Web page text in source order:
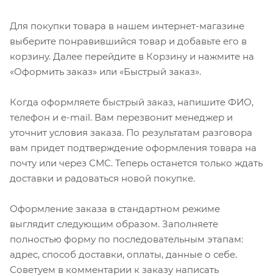
Для покупки товара в нашем интернет-магазине
выберите понравившийся товар и добавьте его в
корзину. Далее перейдите в Корзину и нажмите на
«Оформить заказ» или «Быстрый заказ».
Когда оформляете быстрый заказ, напишите ФИО,
телефон и e-mail. Вам перезвонит менеджер и
уточнит условия заказа. По результатам разговора
вам придет подтверждение оформления товара на
почту или через СМС. Теперь останется только ждать
доставки и радоваться новой покупке.
Оформление заказа в стандартном режиме
выглядит следующим образом. Заполняете
полностью форму по последовательным этапам:
адрес, способ доставки, оплаты, данные о себе.
Советуем в комментарии к заказу написать